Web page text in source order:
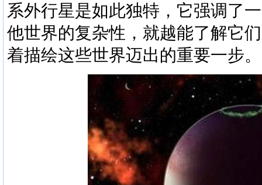
系外行星是如此独特，它强调了
他世界的复杂性，就越能了解它
着描绘这些世界迈出的重要一步。